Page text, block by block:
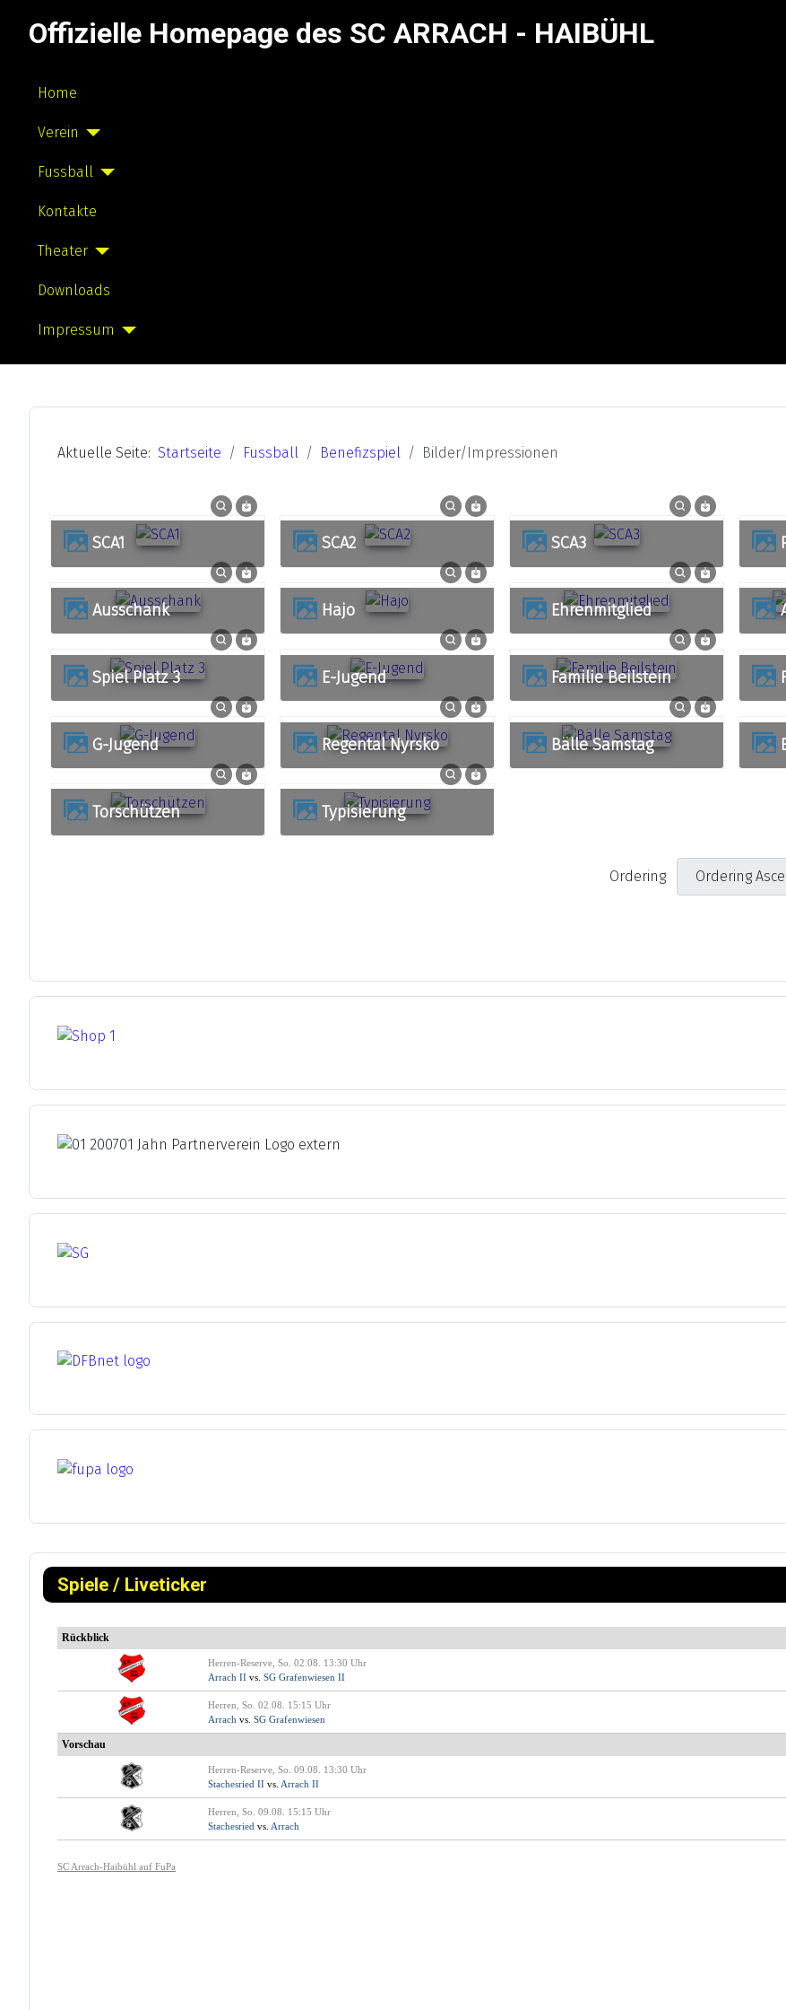
Offizielle Homepage des SC ARRACH - HAIBÜHL
Home
Verein
Fussball
Kontakte
Theater
Downloads
Impressum
Spiele / Liveticker
Aktuelle Seite: Startseite Fussball Benefizspiel Bilder/Impressionen
SCA1 SCA2 SCA3
Ausschank Hajo Ehrenmitglied
Spiel Platz 3 E-Jugend Familie Beilstein
G-Jugend Regental Nyrsko Bälle Samstag
Torschützen Typisierung
Ordering